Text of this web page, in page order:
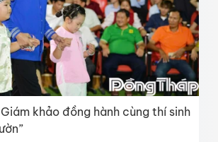
khảo đồng hành cùng thí sinh